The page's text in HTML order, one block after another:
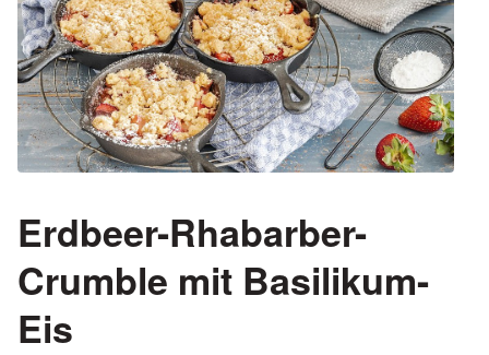
Erdbeer-Rhabarber-
Crumble mit Basilikum-
Eis